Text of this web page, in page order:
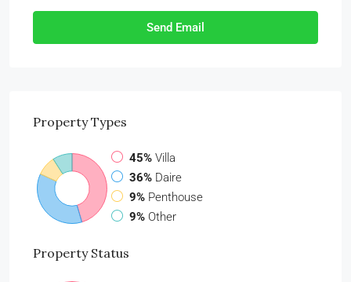
Send Email
PropertyTypes
45% Villa
36% Daire
9% Penthouse
9% Other
PropertyStatus